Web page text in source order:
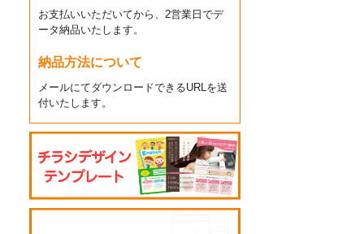
お支払いいただいてから、2営業日でデ
ータ納品いたします。
納品方法について
メールにてダウンロードできるURLを送
付いたします。